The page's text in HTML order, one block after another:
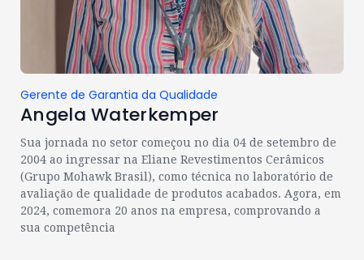
Gerente de Garantia da Qualidade
Angela Waterkemper
Sua jornada no setor começou no dia 04 de setembro de
2004 ao ingressar na Eliane Revestimentos Cerâmicos
(Grupo Mohawk Brasil), como técnica no laboratório de
avaliação de qualidade de produtos acabados. Agora, em
2024, comemora 20 anos na empresa, comprovando a
sua competência